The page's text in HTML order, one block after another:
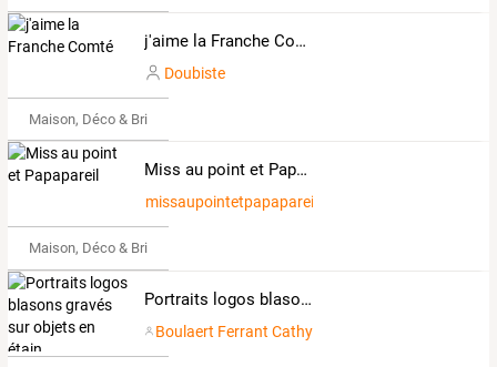
j'aime la Franche Comté
Doubiste
Maison, Déco & Bricolage
Miss au point et Papapareil
missaupointetpapapareil.over-blog.fr
Maison, Déco & Bricolage
Portraits logos blasons gravés sur objets en étain
Boulaert Ferrant Cathy